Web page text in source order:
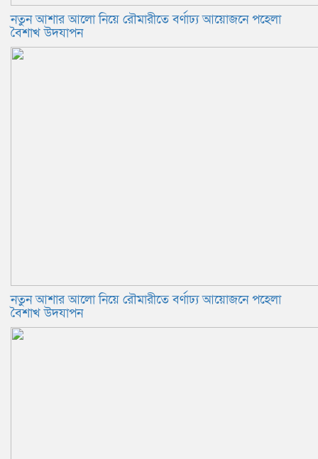
নতুন আশার আলো নিয়ে রৌমারীতে বর্ণাঢ্য আয়োজনে পহেলা
বৈশাখ উদযাপন
নতুন আশার আলো নিয়ে রৌমারীতে বর্ণাঢ্য আয়োজনে পহেলা
বৈশাখ উদযাপন